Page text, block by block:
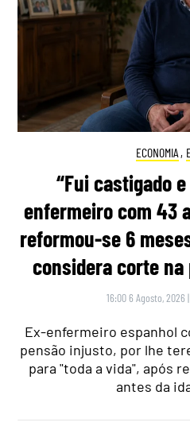
ECONOMIA ,
“Fui castigado
enfermeiro com 43
reformou-se 6
considera corte na
16:00 6 Agosto, 2026 |
Ex-enfermeiro espanhol
pensão injusto, por lhe
para "toda a vida", após
antes da